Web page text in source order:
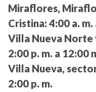
Miraflores,
Cristina: 4:00 a. m.
Villa Nueva Norte
2:00 p. m. a 12:00
Villa Nueva,
2:00 p. m.